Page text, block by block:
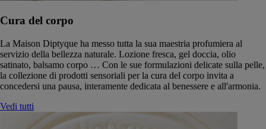
Cura del corpo
La Maison Diptyque ha messo tutta la sua maestria profumiera al
servizio della bellezza naturale. Lozione fresca, gel doccia, olio
satinato, balsamo corpo … Con le sue formulazioni delicate sulla pelle,
la collezione di prodotti sensoriali per la cura del corpo invita a
concedersi una pausa, interamente dedicata al benessere e all'armonia.
Vedi tutti